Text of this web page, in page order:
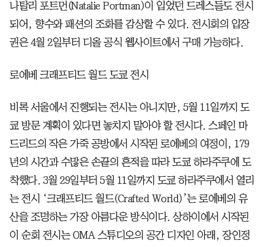
나탈리 포트먼(Natalie Portman)이 입었던 드레스들도 전시
되어, 향수와 패션의 조화를 감상할 수 있다. 전시회의 입장
권은 4월 2일부터 디올 공식 웹사이트에서 구매 가능하다.
로에베 크래프티드 월드 도쿄 전시
비록 서울에서 진행되는 전시는 아니지만, 5월 11일까지 도
쿄 방문 계획이 있다면 놓치지 말아야 할 전시다. 스페인 마
드리드의 작은 가죽 공방에서 시작된 로에베의 여정이, 179
년의 시간과 수많은 손끝의 흔적을 따라 도쿄 하라주쿠에 도
착했다. 3월 29일부터 5월 11일까지 도쿄 하라주쿠에서 열리
는 전시 ‘크래프티드 월드(Crafted World)’는 로에베의 유
산을 조명하는 가장 아름다운 방식이다. 상하이에서 시작된
이 순회 전시는 OMA 스튜디오의 공간 디자인 아래, 장인정